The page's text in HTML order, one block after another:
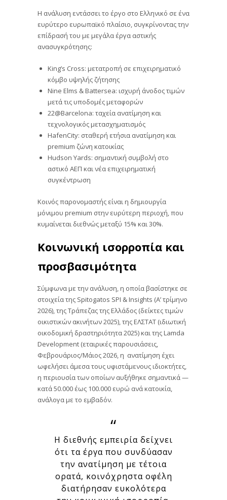
Η ανάλυση εντάσσει το έργο στο Ελληνικό σε ένα
ευρύτερο ευρωπαϊκό πλαίσιο, συγκρίνοντας την
επίδρασή του με μεγάλα έργα αστικής
ανασυγκρότησης:
King’s Cross: μετατροπή σε επιχειρηματικό
κόμβο υψηλής ζήτησης
Nine Elms & Battersea: ισχυρή άνοδος τιμών
μετά τις υποδομές μεταφορών
22@Barcelona: ταχεία ανατίμηση και
τεχνολογικός μετασχηματισμός
HafenCity: σταθερή ετήσια ανατίμηση και
premium ζώνη κατοικίας
Hudson Yards: σημαντική συμβολή στο
αστικό ΑΕΠ και νέα επιχειρηματική
συγκέντρωση
Κοινός παρονομαστής είναι η δημιουργία
μόνιμου premium στην ευρύτερη περιοχή, που
κυμαίνεται διεθνώς μεταξύ 15% και 30%.
Κοινωνική ισορροπία και
προσβασιμότητα
Σύμφωνα με την ανάλυση, η οποία βασίστηκε σε
στοιχεία της Spitogatos SPI & Insights (Α’ τρίμηνο
2026), της Τράπεζας της Ελλάδος (δείκτες τιμών
οικιστικών ακινήτων 2025), της ΕΛΣΤΑΤ (ιδιωτική
οικοδομική δραστηριότητα 2025) και της Lamda
Development (εταιρικές παρουσιάσεις,
Φεβρουάριος/Μάιος 2026, η ανατίμηση έχει
ωφελήσει άμεσα τους υφιστάμενους ιδιοκτήτες,
η περιουσία των οποίων αυξήθηκε σημαντικά —
κατά 50.000 έως 100.000 ευρώ ανά κατοικία,
ανάλογα με το εμβαδόν.
Η διεθνής εμπειρία δείχνει
ότι τα έργα που συνδύασαν
την ανατίμηση με τέτοια
ορατά, κοινόχρηστα οφέλη
διατήρησαν ευκολότερα